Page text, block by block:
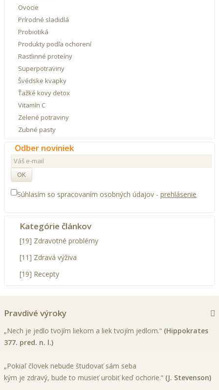
Ovocie
Prírodné sladidlá
Probiotiká
Produkty podľa ochorení
Rastlinné proteíny
Superpotraviny
Švédske kvapky
Ťažké kovy detox
Vitamín C
Zelené potraviny
Zubné pasty
Odber noviniek
OK
Súhlasím so spracovaním osobných údajov - prehlásenie
Kategórie článkov
[19] Zdravotné problémy
[11] Zdravá výživa
[19] Recepty
Pravdivé výroky
„Nech je jedlo tvojím liekom a liek tvojím jedlom.“ (Hippokrates
377. pred. n. l.)
„Pokiaľ človek nebude študovať sám seba
kým je zdravý, bude to musieť urobiť keď ochorie.“ (J. Stevenson)